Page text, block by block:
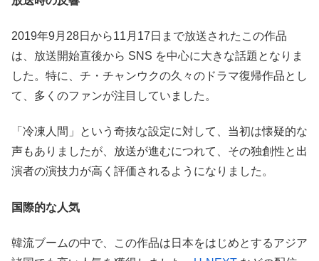
2019年9月28日から11月17日まで放送されたこの作品
は、放送開始直後から SNS を中心に大きな話題となりま
した。特に、チ・チャンウクの久々のドラマ復帰作品とし
て、多くのファンが注目していました。
「冷凍人間」という奇抜な設定に対して、当初は懐疑的な
声もありましたが、放送が進むにつれて、その独創性と出
演者の演技力が高く評価されるようになりました。
国際的な人気
韓流ブームの中で、この作品は日本をはじめとするアジア